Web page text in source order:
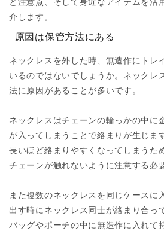
介します。
原因は保管方法にある
ネックレスを外した時、無造作にトレ
いるのではないでしょうか。ネックレ
法に原因があることが多いです。
ネックレスはチェーンの輪っかの中に
が入ってしまうことで絡まりが生じま
長いほど絡まりやすくなってしまうた
チェーンが触れないように注意する必
また複数のネックレスを同じケースに
出す時にネックレス同士が絡まり合っ
バッグやポーチの中に無造作に入れて